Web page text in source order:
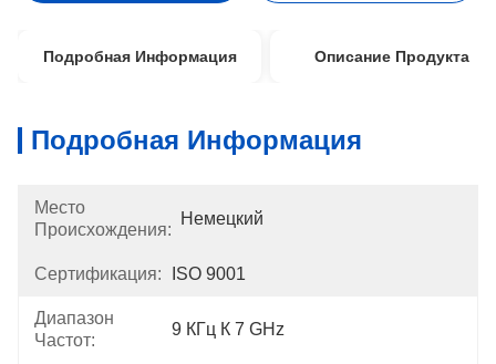
Подробная Информация Описание Продукта
Подробная Информация
Место
Происхождения:
Немецкий
Сертификация: ISO 9001
Диапазон
Частот:
9 КГц К 7 GHz